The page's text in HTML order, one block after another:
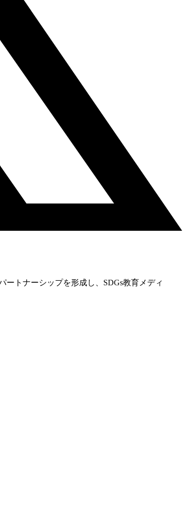
トナーシップを形成し、SDGs教育メディ